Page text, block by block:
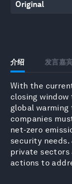
介绍 发言嘉
With the
closing window
global warming
companies
net-zero
security
private sectors
actions to